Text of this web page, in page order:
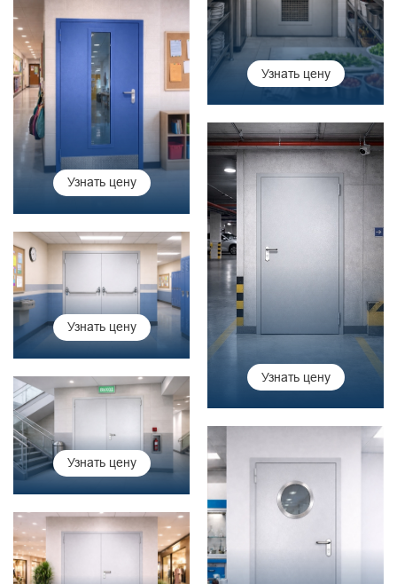
Узнать цену
Узнать цену
Узнать цену
Узнать цену
Узнать цену